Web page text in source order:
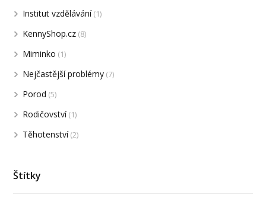
Institut vzdělávání(1)
KennyShop.cz (8)
Miminko (1)
Nejčastější problémy (7)
Porod (5)
Rodičovství(1)
Těhotenství(2)
Štítky